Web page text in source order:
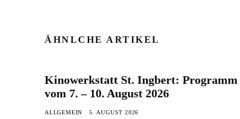
ÄHNLCHE ARTIKEL
Kinowerkstatt St. Ingbert: Programm
vom 7. – 10. August 2026
ALLGEMEIN 5. AUGUST 2026